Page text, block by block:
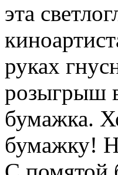
эта
руках
розыгрыш
бумажка.
бумажку!